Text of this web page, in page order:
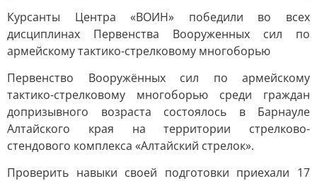
Курсанты Центра «ВОИН» победили во всех
дисциплинах Первенства Вооруженных сил по
армейскому тактико-стрелковому многоборью
Первенство Вооружённых сил по армейскому
тактико-стрелковому многоборью среди граждан
допризывного возраста состоялось в Барнауле
Алтайского края на территории стрелково-
стендового комплекса «Алтайский стрелок».
Проверить навыки своей подготовки приехали 17